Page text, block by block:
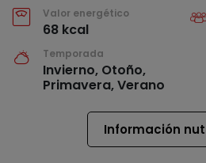
Valor energético
68 kcal
Temporada
Invierno, Otoño,
Primavera, Verano
Información